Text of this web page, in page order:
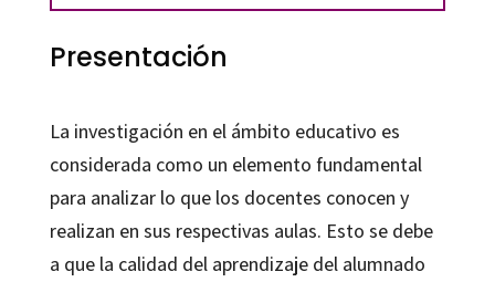
Presentación
La investigación en el ámbito educativo es
considerada como un elemento fundamental
para analizar lo que los docentes conocen y
realizan en sus respectivas aulas. Esto se debe
a que la calidad del aprendizaje del alumnado